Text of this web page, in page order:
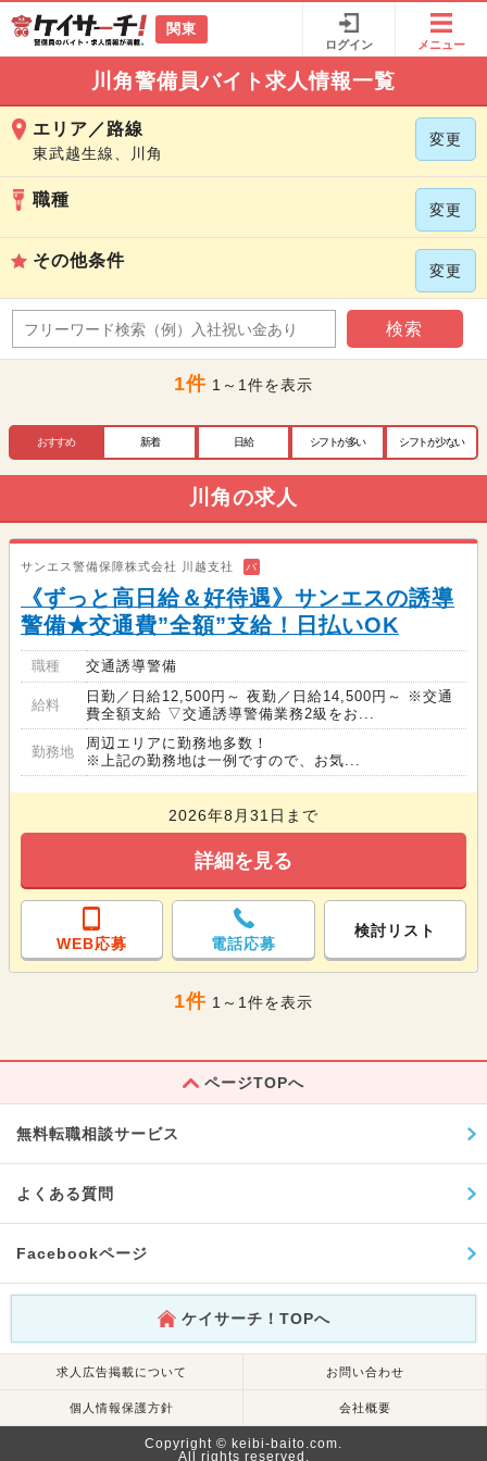
関東
ログイン メニュー
川角警備員バイト求人情報一覧
エリア／路線
東武越生線、川角
変更
職種
変更
その他条件
変更
検索
1件 1～1件を表示
おすすめ 新着 日給 シフトが多い シフトが少ない
川角の求人
サンエス警備保障株式会社 川越支社 バ
《ずっと高日給＆好待遇》サンエスの誘導
警備★交通費”全額”支給！日払いOK
職種 交通誘導警備
給料
日勤／日給12,500円～ 夜勤／日給14,500円～ ※交通
費全額支給 ▽交通誘導警備業務2級をお...
勤務地
周辺エリアに勤務地多数！
※上記の勤務地は一例ですので、お気...
2026年8月31日まで
詳細を見る
WEB応募 電話応募
検討リスト
1件 1～1件を表示
ページTOPへ
無料転職相談サービス
よくある質問
Facebookページ
ケイサーチ！TOPへ
求人広告掲載について お問い合わせ
個人情報保護方針 会社概要
Copyright © keibi-baito.com.
All rights reserved.